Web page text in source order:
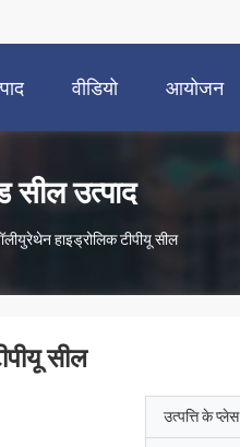
वीडियो आयोजन
सील उत्पाद
हाइड्रोलिक टीपीयू सील
सील
उत्पत्ति के प्लेस